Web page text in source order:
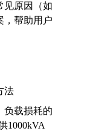
见原因（如
，帮助用户
法
负载损耗的
1000kVA